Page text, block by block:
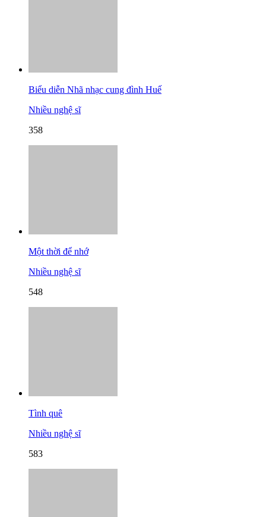
Biểu diễn Nhã nhạc cung đình Huế
Nhiều nghệ sĩ
358
Một thời để nhớ
Nhiều nghệ sĩ
548
Tình quê
Nhiều nghệ sĩ
583